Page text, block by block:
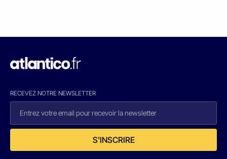
RECEVEZ NOTRE NEWSLETTER
S'INSCRIRE